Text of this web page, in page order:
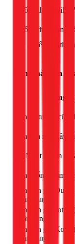
Chống thấm toilet,
Chống thấm tầng
Xử lý vết nứt, thấm
Sơn nhà, sơn
Hạng
Sơn lại tường cũ
Sơn nhà mới xây
Bả Matit + Sơn
Sơn chống thấm
Sơn trọn gói Dulux
nhân công)
Sơn trọn gói Jotun
nhân công)
Sơn trọn gói Kova
nhân công)